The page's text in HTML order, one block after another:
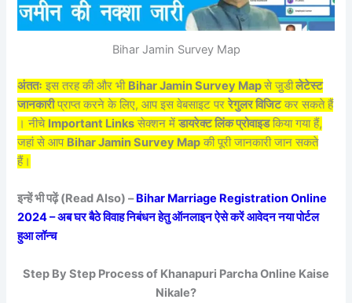
Bihar Jamin Survey Map
अंततः इस तरह की और भी Bihar Jamin Survey Mapसे जु़डीलेटेस्ट
जानकारीप्राप्त करने के लिए, आप इस वेबसाइट पररेगुलर विजिटकर सकते हैं
। नीचे Important Links सेक्शन मेंडायरेक्ट लिंक प्रोवाइडकिया गया हैं,
जहां से आप Bihar Jamin Survey Map की पूरी जानकारी जान सकते
हैं।
इन्हें भी पढ़ें (Read Also) –Bihar Marriage Registration Online
2024 – अब घर बैठे विवाह निबंधन हेतु ऑनलाइन ऐसे करें आवेदन नया पोर्टल
हुआ लॉन्च
Step By Step Process of Khanapuri Parcha Online Kaise
Nikale?